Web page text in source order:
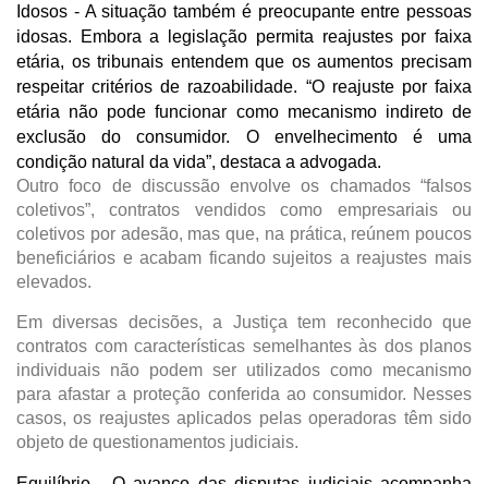
Idosos - A situação também é preocupante entre pessoas
idosas. Embora a legislação permita reajustes por faixa
etária, os tribunais entendem que os aumentos precisam
respeitar critérios de razoabilidade. “O reajuste por faixa
etária não pode funcionar como mecanismo indireto de
exclusão do consumidor. O envelhecimento é uma
condição natural da vida”, destaca a advogada.
Outro foco de discussão envolve os chamados “falsos
coletivos”, contratos vendidos como empresariais ou
coletivos por adesão, mas que, na prática, reúnem poucos
beneficiários e acabam ficando sujeitos a reajustes mais
elevados.
Em diversas decisões, a Justiça tem reconhecido que
contratos com características semelhantes às dos planos
individuais não podem ser utilizados como mecanismo
para afastar a proteção conferida ao consumidor. Nesses
casos, os reajustes aplicados pelas operadoras têm sido
objeto de questionamentos judiciais.